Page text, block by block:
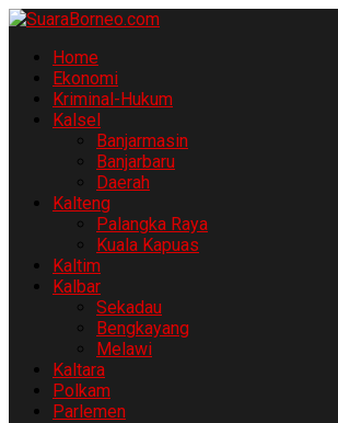
Home
Ekonomi
Kriminal-Hukum
Kalsel
Banjarmasin
Banjarbaru
Daerah
Kalteng
Palangka Raya
Kuala Kapuas
Kaltim
Kalbar
Sekadau
Bengkayang
Melawi
Kaltara
Polkam
Parlemen